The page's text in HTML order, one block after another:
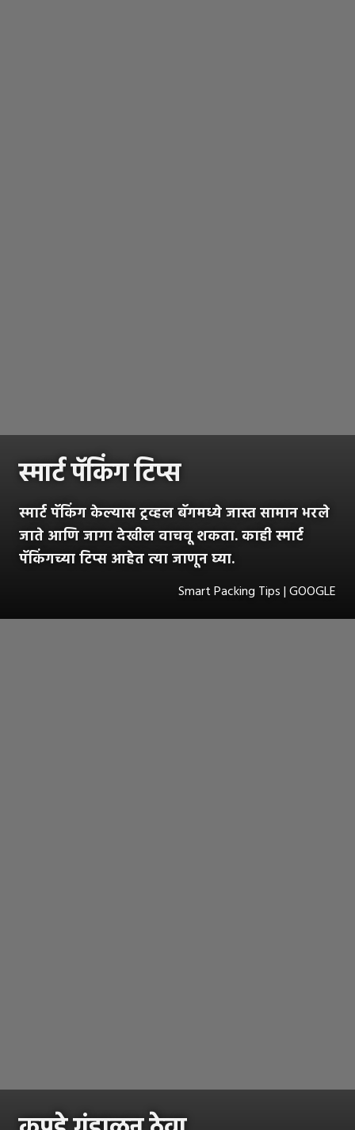
स्मार्ट पॅकिंग टिप्स
स्मार्ट पॅकिंग केल्यास ट्रव्हल बॅगमध्ये जास्त सामान भरले
जाते आणि जागा देखील वाचवू शकता. काही स्मार्ट
पॅकिंगच्या टिप्स आहेत त्या जाणून घ्या.
Smart Packing Tips | GOOGLE